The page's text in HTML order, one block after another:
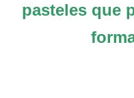
pasteles que